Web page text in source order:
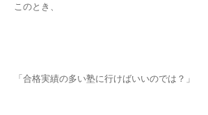
このとき、
「合格実績の多い塾に行けばいいのでは？」